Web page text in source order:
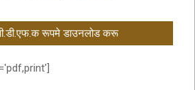
रूपमे डाउनलोड करू